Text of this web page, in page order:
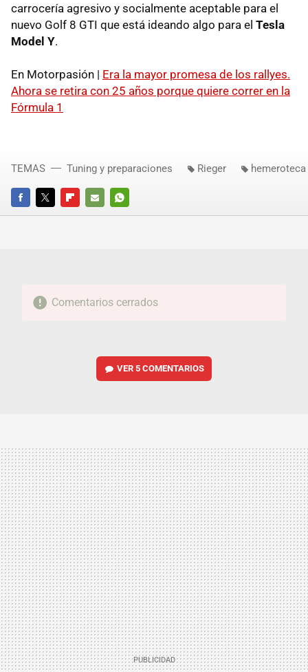
carrocería agresivo y socialmente aceptable para el
nuevo Golf 8 GTI que está ideando algo para el Tesla
Model Y.
En Motorpasión | Era la mayor promesa de los rallyes.
Ahora se retira con 25 años porque quiere correr en la
Fórmula 1
FACEBOOKTWITTERFLIPBOARD
E-
WHATSAPP
TEMAS Tuning y preparaciones Rieger hemeroteca
Comentarios cerrados
VER5 COMENTARIOS